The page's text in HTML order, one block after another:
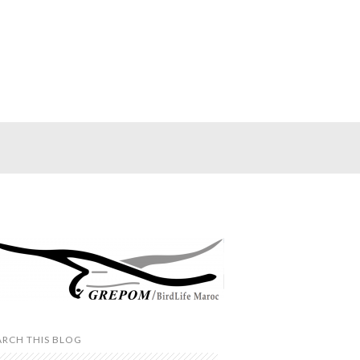
THIS BLOG